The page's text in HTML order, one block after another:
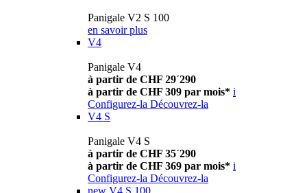
Panigale V2 S 100
en savoir plus
V4
Panigale V4
à partir de CHF 29´290
à partir de CHF 309 par mois* i
Configurez-la Découvrez-la
V4 S
Panigale V4 S
à partir de CHF 35´290
à partir de CHF 369 par mois* i
Configurez-la Découvrez-la
new V4 S 100